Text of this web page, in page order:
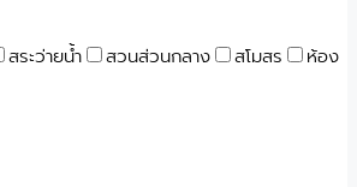
สระว่ายน้ำ สวนส่วนกลาง สโมสร
ห้อง